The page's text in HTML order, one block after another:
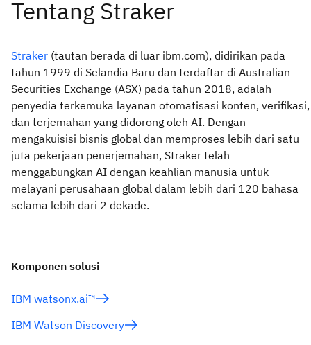
Straker (tautan berada di luar ibm.com), didirikan pada
tahun 1999 di Selandia Baru dan terdaftar di Australian
Securities Exchange (ASX) pada tahun 2018, adalah
penyedia terkemuka layanan otomatisasi konten, verifikasi,
dan terjemahan yang didorong oleh AI. Dengan
mengakuisisi bisnis global dan memproses lebih dari satu
juta pekerjaan penerjemahan, Straker telah
menggabungkan AI dengan keahlian manusia untuk
melayani perusahaan global dalam lebih dari 120 bahasa
selama lebih dari 2 dekade.
Komponen solusi
IBM watsonx.ai™
IBM Watson Discovery